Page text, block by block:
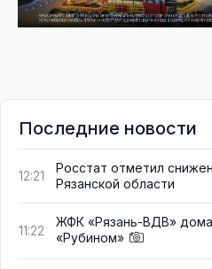
Последние новости
12:21
Росстат отметил
Рязанской области
11:22
ЖФК «Рязань-ВДВ»
«Рубином»